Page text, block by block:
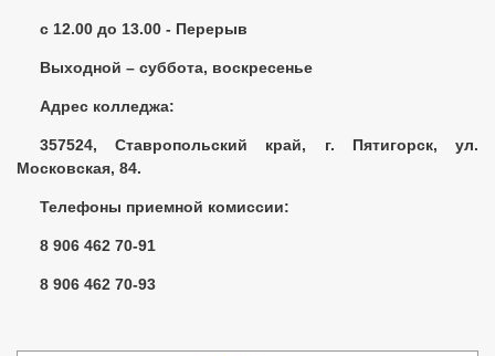
с 12.00 до 13.00 - Перерыв
Выходной – суббота, воскресенье
Адрес колледжа:
357524, Ставропольский край, г. Пятигорск, ул.
Московская, 84.
Телефоны приемной комиссии:
8 906 462 70-91
8 906 462 70-93